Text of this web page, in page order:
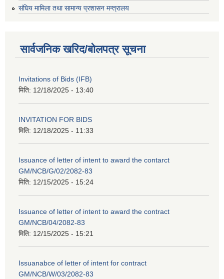
संघिय मामिला तथा सामान्य प्रशासन मन्त्रालय
सार्वजनिक खरिद/बोलपत्र सूचना
Invitations of Bids (IFB)
मिति: 12/18/2025 - 13:40
INVITATION FOR BIDS
मिति: 12/18/2025 - 11:33
Issuance of letter of intent to award the contarct
GM/NCB/G/02/2082-83
मिति: 12/15/2025 - 15:24
Issuance of letter of intent to award the contract
GM/NCB/04/2082-83
मिति: 12/15/2025 - 15:21
Issuanabce of letter of intent for contract
GM/NCB/W/03/2082-83